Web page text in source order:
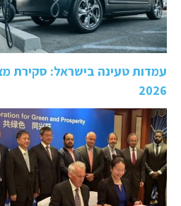
עמדות טעינה בישראל: סקירת
2026